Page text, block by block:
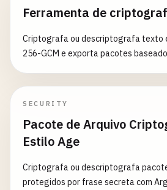
Ferramenta de
Criptografa ou descriptografa texto
256-GCM e exporta pacotes
SECURITY
Pacote de Arquivo
Estilo Age
Criptografa ou descriptografa
protegidos por frase secreta com